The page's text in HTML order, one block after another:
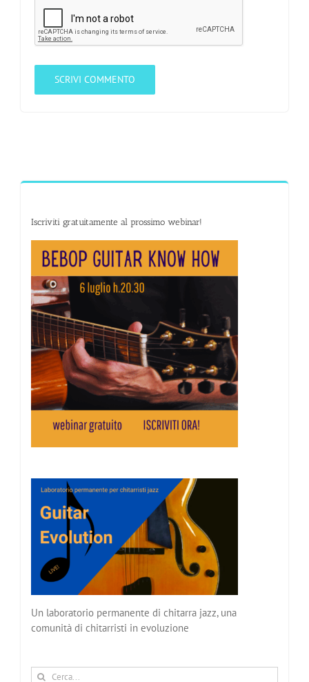
Iscriviti gratuitamente al prossimo webinar!
Un laboratorio permanente di chitarra jazz, una
comunità di chitarristi in evoluzione
Cerca